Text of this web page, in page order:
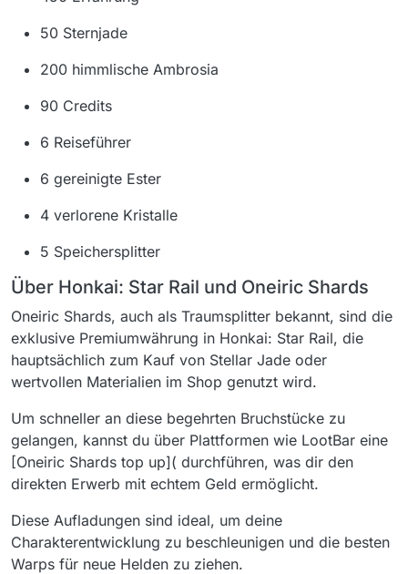
50 Sternjade
200 himmlische Ambrosia
90 Credits
6 Reiseführer
6 gereinigte Ester
4 verlorene Kristalle
5 Speichersplitter
Über Honkai: Star Rail und Oneiric Shards
Oneiric Shards, auch als Traumsplitter bekannt, sind die
exklusive Premiumwährung in Honkai: Star Rail, die
hauptsächlich zum Kauf von Stellar Jade oder
wertvollen Materialien im Shop genutzt wird.
Um schneller an diese begehrten Bruchstücke zu
gelangen, kannst du über Plattformen wie LootBar eine
[Oneiric Shards top up]( durchführen, was dir den
direkten Erwerb mit echtem Geld ermöglicht.
Diese Aufladungen sind ideal, um deine
Charakterentwicklung zu beschleunigen und die besten
Warps für neue Helden zu ziehen.